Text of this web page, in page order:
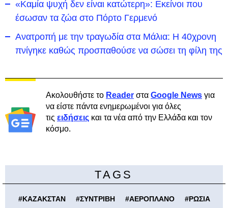
«Καμία ψυχή δεν είναι κατώτερη»: Εκείνοι που
έσωσαν τα ζώα στο Πόρτο Γερμενό
Ανατροπή με την τραγωδία στα Μάλια: Η 40χρονη
πνίγηκε καθώς προσπαθούσε να σώσει τη φίλη της
Ακολουθήστε το Reader στα Google News για
να είστε πάντα ενημερωμένοι για όλες
τις ειδήσεις και τα νέα από την Ελλάδα και τον
κόσμο.
TAGS
#ΚΑΖΑΚΣΤΑΝ #ΣΥΝΤΡΙΒΗ #ΑΕΡΟΠΛΑΝΟ #ΡΩΣΙΑ